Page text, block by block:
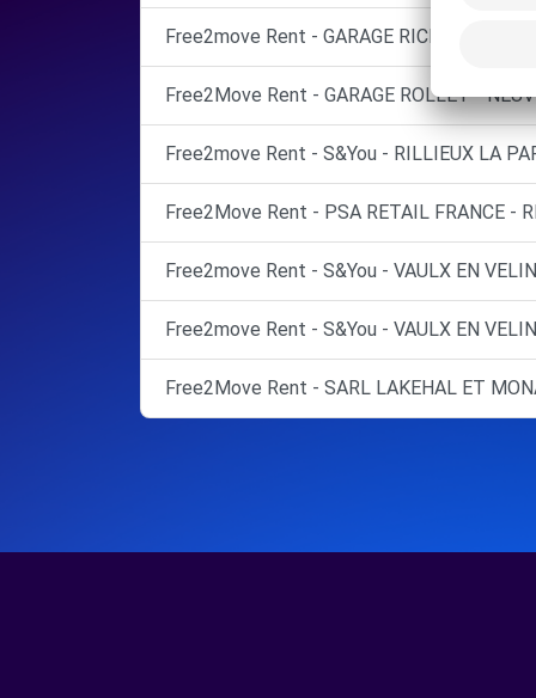
Free2move Rent - GARAGE RICHARD
Free2Move Rent - GARAGE ROLLET -
Free2move Rent - S&You - RILLIEUX LA
Free2Move Rent - PSA RETAIL FRANCE -
Free2move Rent - S&You - VAULX EN
Free2move Rent - S&You - VAULX EN
Free2Move Rent - SARL LAKEHAL ET